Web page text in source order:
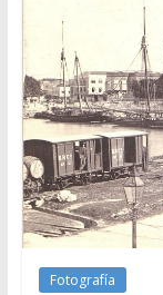
Fotografía